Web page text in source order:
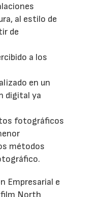
al estilo de
de
a los
en un
digital ya
fotográficos
métodos
Empresarial e
North